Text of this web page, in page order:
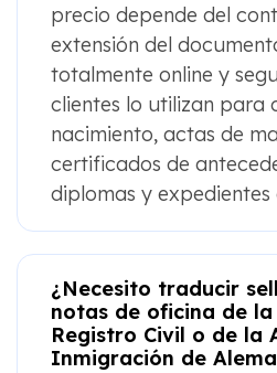
precio depende del
extensión del
totalmente online y
clientes lo utilizan para
nacimiento, actas de
certificados de
diplomas y expedientes
¿Necesito traducir
notas de oficina de
Registro Civil o de la
Inmigración de